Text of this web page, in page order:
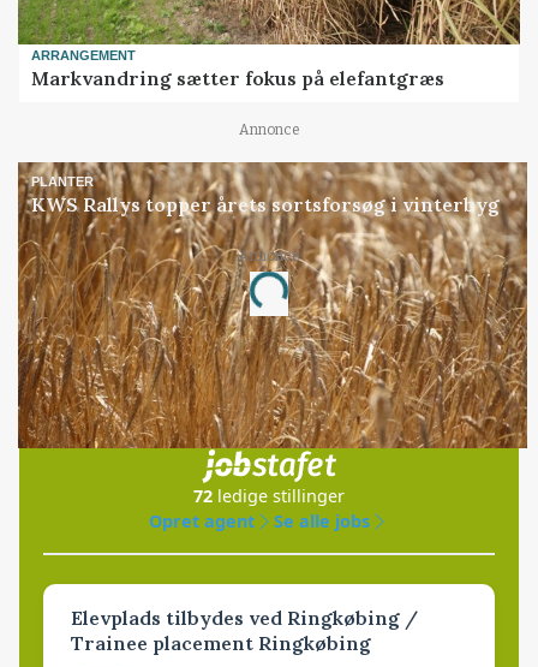
ARRANGEMENT
Markvandring sætter fokus på elefantgræs
Annonce
PLANTER
KWS Rallys topper årets sortsforsøg i vinterbyg
Annonce
Loading...
Jobs
i samarbejde med
72 ledige stillinger
Opret agent
Se alle jobs
Elevplads tilbydes ved Ringkøbing /
Trainee placement Ringkøbing